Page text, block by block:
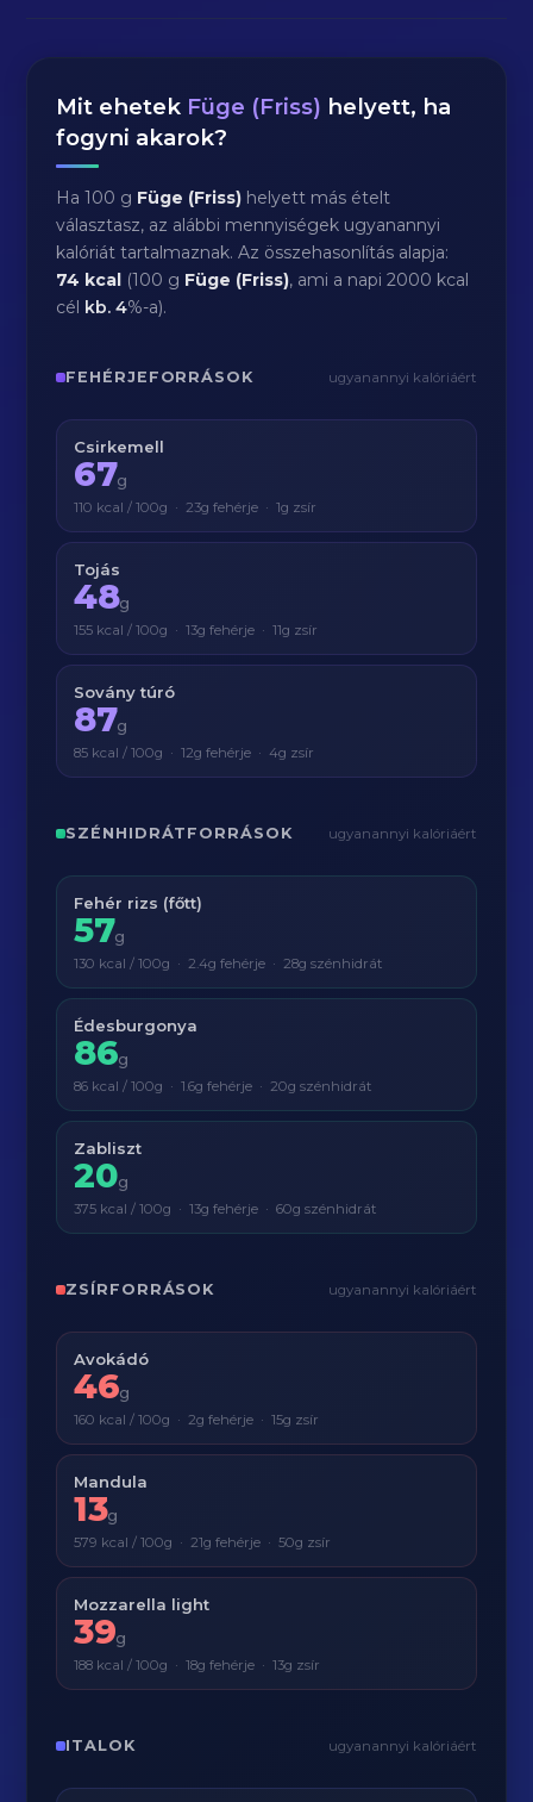
Mit ehetek Füge (Friss) helyett, ha
fogyni akarok?
Ha 100 g Füge (Friss) helyett más ételt
választasz, az alábbi mennyiségek ugyanannyi
kalóriát tartalmaznak. Az összehasonlítás alapja:
74 kcal (100 g Füge (Friss), ami a napi 2000 kcal
cél kb.4%-a).
FEHÉRJEFORRÁSOK ugyanannyi kalóriáért
Csirkemell
67g
110 kcal / 100g · 23g fehérje · 1g zsír
Tojás
48g
155 kcal / 100g · 13g fehérje · 11g zsír
Sovány túró
87g
85 kcal / 100g · 12g fehérje · 4g zsír
SZÉNHIDRÁTFORRÁSOK ugyanannyi kalóriáért
Fehér rizs (főtt)
57g
130 kcal / 100g · 2.4g fehérje · 28g szénhidrát
Édesburgonya
86g
86 kcal / 100g · 1.6g fehérje · 20g szénhidrát
Zabliszt
20g
375 kcal / 100g · 13g fehérje · 60g szénhidrát
ZSÍRFORRÁSOK ugyanannyi kalóriáért
Avokádó
46g
160 kcal / 100g · 2g fehérje · 15g zsír
Mandula
13g
579 kcal / 100g · 21g fehérje · 50g zsír
Mozzarella light
39g
188 kcal / 100g · 18g fehérje · 13g zsír
ITALOK ugyanannyi kalóriáért